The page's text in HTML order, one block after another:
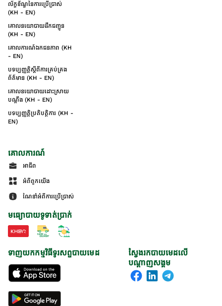
ល័ក្ខខ័ណ្ឌនៃការប្រើប្រាស់
(KH - EN)
គោលនយោបាយដឹកជញ្ជូន
(KH - EN)
គោលការណ៍ឯកជនភាព (KH
- EN)
បទប្បញ្ញត្តិស្តីពីការគ្រប់គ្រង
ព័ត៌មាន (KH - EN)
គោលនយោបាយដោះស្រាយ
បណ្ដឹង (KH - EN)
បទប្បញ្ញត្តិប្រតិបត្តិការ (KH -
EN)
គោលការណ៍
អាជីព
អំពីពួកយើង
ណែនាំអំពីការប្រើប្រាស់
មធ្យោបាយទូទាត់ប្រាក់
ស្វែងរកបាយមេដលើ
បណ្តាញសង្គម
ទាញយកកម្មវិធីទូរសព្ទបាយមេដ